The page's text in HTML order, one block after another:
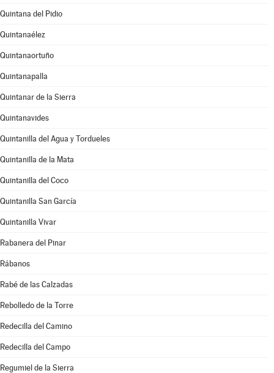
Quintana del Pidio
Quintanaélez
Quintanaortuño
Quintanapalla
Quintanar de la Sierra
Quintanavides
Quintanilla del Agua y Tordueles
Quintanilla de la Mata
Quintanilla del Coco
Quintanilla San García
Quintanilla Vivar
Rabanera del Pinar
Rábanos
Rabé de las Calzadas
Rebolledo de la Torre
Redecilla del Camino
Redecilla del Campo
Regumiel de la Sierra